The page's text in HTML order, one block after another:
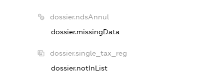
dossier.ndsAnnul
dossier.missingData
dossier.single_tax_reg
dossier.notInList